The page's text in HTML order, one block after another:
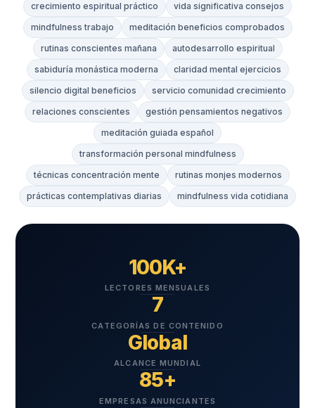
crecimiento espiritual práctico
vida significativa consejos
mindfulness trabajo
meditación beneficios comprobados
rutinas conscientes mañana
autodesarrollo espiritual
sabiduría monástica moderna
claridad mental ejercicios
silencio digital beneficios
servicio comunidad crecimiento
relaciones conscientes
gestión pensamientos negativos
meditación guiada español
transformación personal mindfulness
técnicas concentración mente
rutinas monjes modernos
prácticas contemplativas diarias
mindfulness vida cotidiana
100K+
LECTORES MENSUALES
7
CATEGORÍAS DE CONTENIDO
Global
ALCANCE MUNDIAL
85+
EMPRESAS ANUNCIANTES